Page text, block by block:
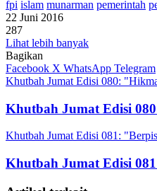
fpi islam munarman pemerintah
22 Juni 2016
287
Lihat lebih banyak
Bagikan
Facebook X WhatsApp Telegram
Khutbah Jumat Edisi 080:
Khutbah Jumat Edisi
Khutbah Jumat Edisi 081:
Khutbah Jumat Edisi